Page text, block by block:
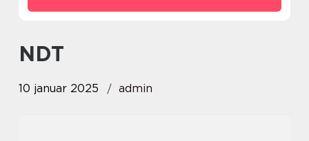
NDT
10 januar 2025 admin